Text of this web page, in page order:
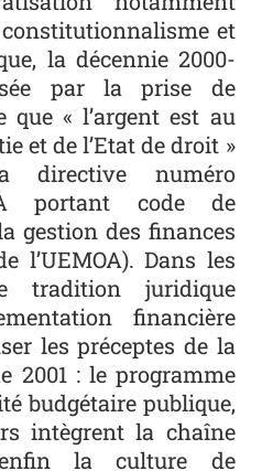
et
la décennie 2000-
par la prise de
que « l’argent est au
et de l’Etat de droit »
directive numéro
portant code de
gestion des finances
l’UEMOA). Dans les
tradition juridique
financière
les préceptes de la
2001 : le programme
budgétaire publique,
intègrent la chaîne
la culture de